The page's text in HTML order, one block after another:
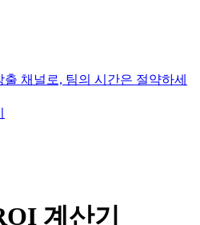
채널로, 팀의 시간은 절약하세
계산기